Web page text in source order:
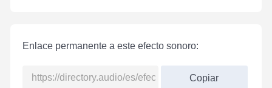
Enlace permanente a este efecto sonoro:
Copiar